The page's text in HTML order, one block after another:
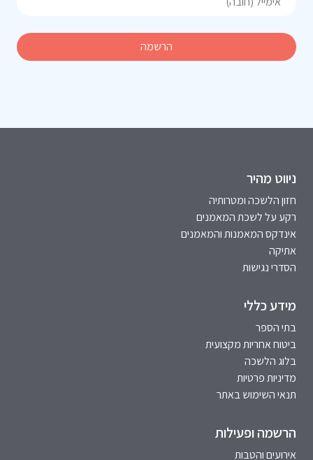
ניווט מהיר
חזון הלשכה ומטרותיה
רקע על לשכת המאמנים
אינדקס המאמנות והמאמנים
אתיקה
הסדרי נגישות
מידע כללי
בתי הספר
ביטוח אחריות מקצועית
בלוג הלשכה
מדיניות פרטיות
תנאי השימוש באתר
הרשמה ופעילות
אירועים והטבות